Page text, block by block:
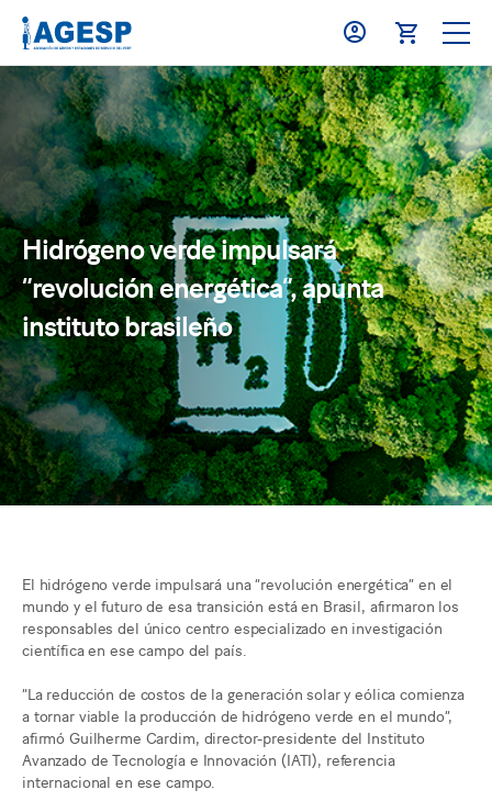
Hidrógeno verde impulsará
“revolución energética”, apunta
instituto brasileño
El hidrógeno verde impulsará una “revolución energética” en el
mundo y el futuro de esa transición está en Brasil, afirmaron los
responsables del único centro especializado en investigación
científica en ese campo del país.
“La reducción de costos de la generación solar y eólica comienza
a tornar viable la producción de hidrógeno verde en el mundo”,
afirmó Guilherme Cardim, director-presidente del Instituto
Avanzado de Tecnología e Innovación (IATI), referencia
internacional en ese campo.